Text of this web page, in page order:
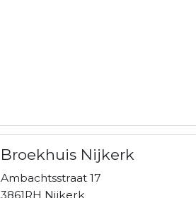
Broekhuis Nijkerk
Ambachtsstraat 17
3861RH Nijkerk